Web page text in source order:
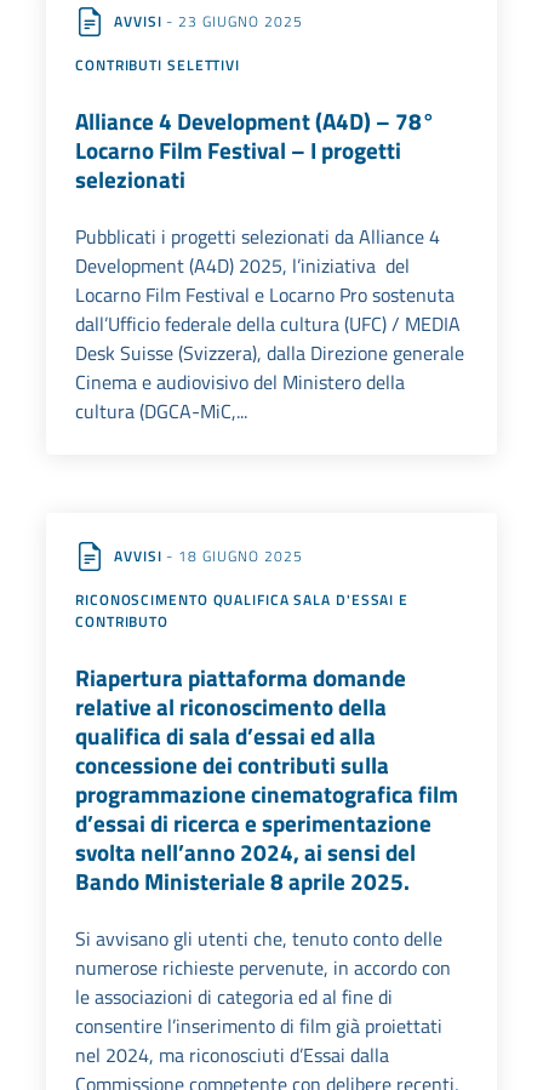
AVVISI - 23 GIUGNO 2025
CONTRIBUTI SELETTIVI
Alliance 4 Development (A4D) – 78°
Locarno Film Festival – I progetti
selezionati
Pubblicati i progetti selezionati da Alliance 4
Development (A4D) 2025, l’iniziativa del
Locarno Film Festival e Locarno Pro sostenuta
dall’Ufficio federale della cultura (UFC) / MEDIA
Desk Suisse (Svizzera), dalla Direzione generale
Cinema e audiovisivo del Ministero della
cultura (DGCA-MiC,...
AVVISI - 18 GIUGNO 2025
RICONOSCIMENTO QUALIFICA SALA D'ESSAI E
CONTRIBUTO
Riapertura piattaforma domande
relative al riconoscimento della
qualifica di sala d’essai ed alla
concessione dei contributi sulla
programmazione cinematografica film
d’essai di ricerca e sperimentazione
svolta nell’anno 2024, ai sensi del
Bando Ministeriale 8 aprile 2025.
Si avvisano gli utenti che, tenuto conto delle
numerose richieste pervenute, in accordo con
le associazioni di categoria ed al fine di
consentire l’inserimento di film già proiettati
nel 2024, ma riconosciuti d’Essai dalla
Commissione competente con delibere recenti,